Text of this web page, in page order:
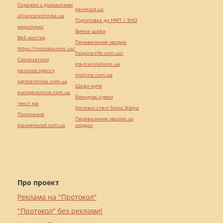
Про проект
Реклама на "Протокол"
"Протокол" без реклами!
Сережки з діамантами
alliancetechnika.ua
миралинкс
Веб мастер
https://motokosmos.ua/
Синтезатори
perevod.agency
agrotechnika.com.ua
europeservice.com.ua
текст юа
Посилання
kievperevod.com.ua
pereklad.ua
Підготовка до НМТ / ЗНО
Винна шафа
Перевезення хворих
hospice-life.com.ua/
mk-translations.ua
maltina.com.ua
Шафи купе
Брендові сумки
Натяжні стелі Nova Stelya
Перевезення хворих за
кордон